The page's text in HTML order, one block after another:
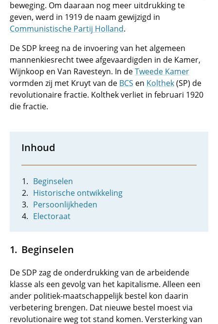
beweging. Om daaraan nog meer uitdrukking te
geven, werd in 1919 de naam gewijzigd in
Communistische Partij Holland.
De SDP kreeg na de invoering van het algemeen
mannenkiesrecht twee afgevaardigden in de Kamer,
Wijnkoop en Van Ravesteyn. In deTweede Kamer
vormden zij met Kruyt van de BCS en Kolthek(SP) de
revolutionaire fractie. Kolthek verliet in februari 1920
die fractie.
Inhoud
Beginselen
Historische ontwikkeling
Persoonlijkheden
Electoraat
Beginselen
De SDP zag de onderdrukking van de arbeidende
klasse als een gevolg van het kapitalisme. Alleen een
ander politiek-maatschappelijk bestel kon daarin
verbetering brengen. Dat nieuwe bestel moest via
revolutionaire weg tot stand komen. Versterking van